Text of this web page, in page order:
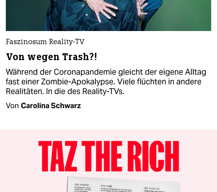
Faszinosum Reality-TV
Von wegen Trash?!
Während der Coronapandemie gleicht der eigene Alltag
fast einer Zombie-Apokalypse. Viele flüchten in andere
Realitäten. In die des Reality-TVs.
Von Carolina Schwarz